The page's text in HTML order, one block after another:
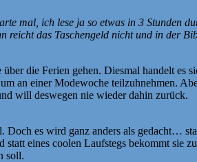
mal, ich lese ja so etwas in 3 Stunden
das Taschengeld nicht und in der
die Ferien gehen. Diesmal handelt
an einer Modewoche teilzuhnehmen.
will deswegen nie wieder dahin zurück.
es wird ganz anders als gedacht…
eines coolen Laufstegs bekommt sie
soll.